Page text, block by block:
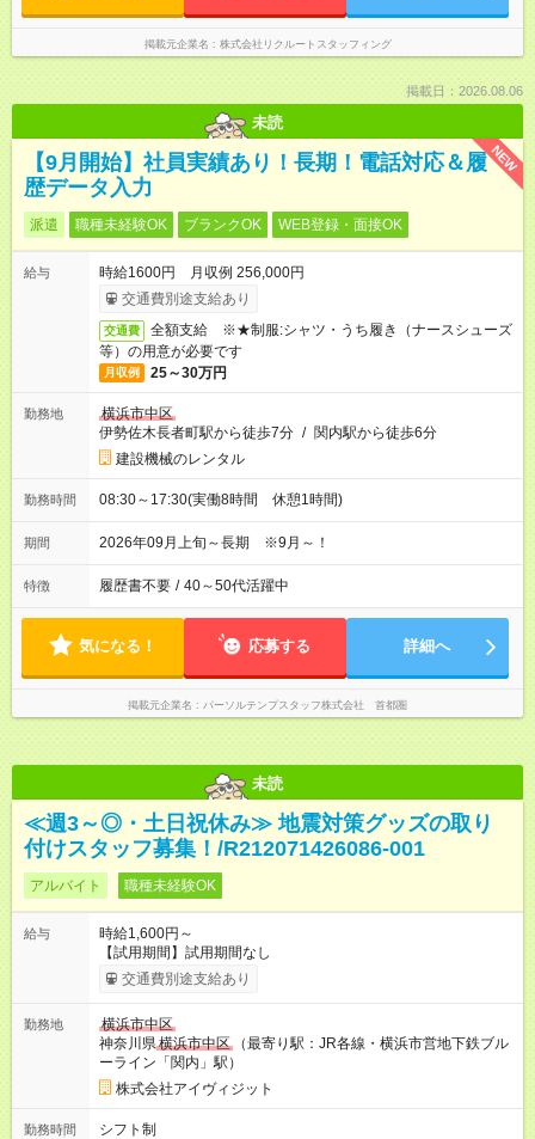
掲載元企業名 株式会社リクルートスタッフィング
掲載日：2026.08.06
未読
NEW
【9月開始】社員実績あり！長期！電話対応＆履
歴データ入力
派遣 職種未経験OK ブランクOK WEB登録・面接OK
給与
時給1600円 月収例 256,000円
交通費別途支給あり
交通費
全額支給 ※★制服:シャツ・うち履き（ナースシューズ
等）の用意が必要です
月収例 25～30万円
勤務地
横浜市中区
伊勢佐木長者町駅から徒歩7分 / 関内駅から徒歩6分
建設機械のレンタル
勤務時間 08:30～17:30(実働8時間 休憩1時間)
期間 2026年09月上旬～長期 ※9月～！
特徴 履歴書不要 / 40～50代活躍中
気になる！ 応募する 詳細へ
掲載元企業名 パーソルテンプスタッフ株式会社 首都圏
未読
≪週3～◎・土日祝休み≫ 地震対策グッズの取り
付けスタッフ募集！/R212071426086-001
アルバイト 職種未経験OK
給与
時給1,600円～
【試用期間】試用期間なし
交通費別途支給あり
勤務地
横浜市中区
神奈川県横浜市中区
（最寄り駅：JR各線・横浜市営地下鉄ブル
ーライン「関内」駅）
株式会社アイヴィジット
勤務時間
シフト制